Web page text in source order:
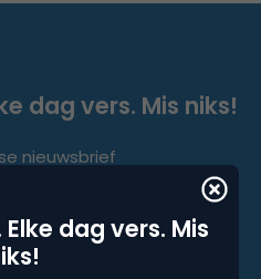
dag vers. Mis
dag vers. Mis niks!
nieuwsbrief